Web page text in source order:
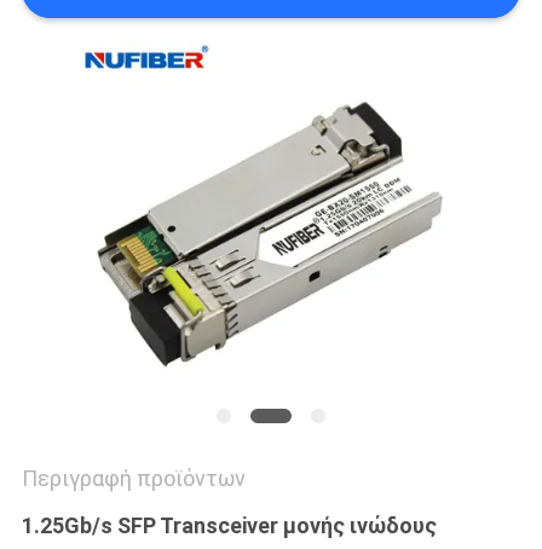
ΠΟΛΙΤΙΚΉ
ΑΠΟΡΡΉΤΟΥ
Περιγραφή προϊόντων
1.25Gb/s SFP Transceiver μονής ινώδους